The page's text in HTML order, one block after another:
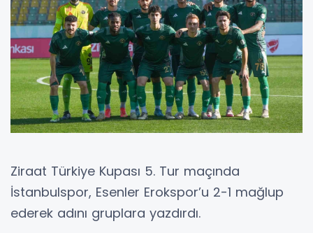
Ziraat Türkiye Kupası 5. Tur maçında
İstanbulspor, Esenler Erokspor’u 2-1 mağlup
ederek adını gruplara yazdırdı.